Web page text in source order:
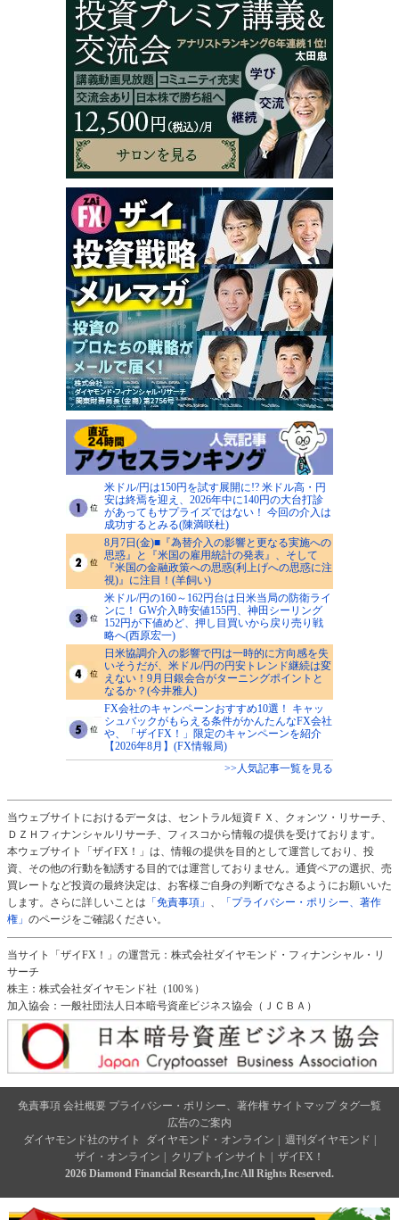
米ドル/円は150円を試す展開に!? 米ドル高・円
安は終焉を迎え、2026年中に140円の大台打診
があってもサプライズではない！ 今回の介入は
成功するとみる(陳満咲杜)
8月7日(金)■『為替介入の影響と更なる実施への
思惑』と『米国の雇用統計の発表』、そして
『米国の金融政策への思惑(利上げへの思惑に注
視)』に注目！(羊飼い)
米ドル/円の160～162円台は日米当局の防衛ライ
ンに！ GW介入時安値155円、神田シーリング
152円が下値めど、押し目買いから戻り売り戦
略へ(西原宏一)
日米協調介入の影響で円は一時的に方向感を失
いそうだが、米ドル/円の円安トレンド継続は変
えない！9月日銀会合がターニングポイントと
なるか？(今井雅人)
FX会社のキャンペーンおすすめ10選！ キャッ
シュバックがもらえる条件がかんたんなFX会社
や、「ザイFX！」限定のキャンペーンを紹介
【2026年8月】(FX情報局)
>>人気記事一覧を見る
当ウェブサイトにおけるデータは、セントラル短資ＦＸ、クォンツ・リサーチ、
ＤＺＨフィナンシャルリサーチ、フィスコから情報の提供を受けております。
本ウェブサイト「ザイFX！」は、情報の提供を目的として運営しており、投
資、その他の行動を勧誘する目的では運営しておりません。通貨ペアの選択、売
買レートなど投資の最終決定は、お客様ご自身の判断でなさるようにお願いいた
します。さらに詳しいことは 「免責事項」 、
「プライバシー・ポリシー、著作
権」 のページをご確認ください。
当サイト「ザイFX！」の運営元：株式会社ダイヤモンド・フィナンシャル・リ
サーチ
株主：株式会社ダイヤモンド社（100％）
加入協会：一般社団法人日本暗号資産ビジネス協会（ＪＣＢＡ）
免責事項 会社概要 プライバシー・ポリシー、著作権 サイトマップ タグ一覧
広告のご案内
ダイヤモンド社のサイト
ダイヤモンド・オンライン 週刊ダイヤモンド
ザイ・オンライン
クリプトインサイト
ザイFX！
2026 Diamond Financial Research,Inc All Rights Reserved.